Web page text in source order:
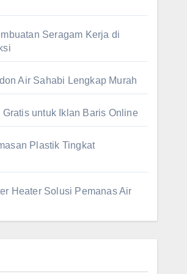
Seragam Kerja di
Air Sahabi Lengkap Murah
Gratis untuk Iklan Baris Online
Plastik Tingkat
Heater Solusi Pemanas Air